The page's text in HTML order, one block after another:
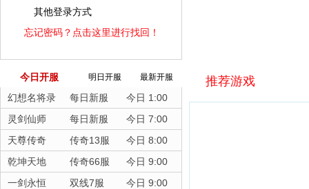
其他登录方式
忘记密码？点击这里进行找回！
今日开服 明日开服 最新开服
幻想名将录 每日新服
今日 1:00
灵剑仙师
每日新服
今日 7:00
天尊传奇
传奇13服
今日 8:00
乾坤天地
传奇66服
今日 9:00
一剑永恒
双线7服
今日 9:00
推荐游戏